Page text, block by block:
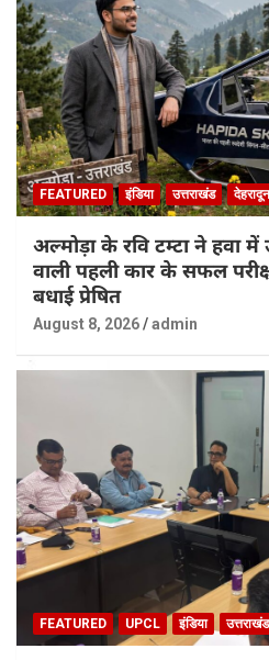
FEATURED इंडिया उत्तराखंड देहरादून
अल्मोड़ा के रवि टम्टा ने हवा में
वाली पहली कार के सफल
बधाई प्रेषित
August 8, 2026 admin
FEATURED UPCL इंडिया उत्तराखंड